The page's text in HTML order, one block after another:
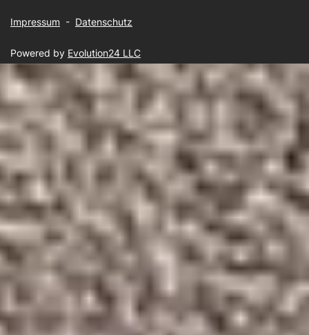
Impressum - Datenschutz
Powered by Evolution24 LLC